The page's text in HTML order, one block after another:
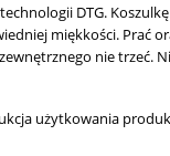
DTG.
miękkości. Prać
nie trzeć.